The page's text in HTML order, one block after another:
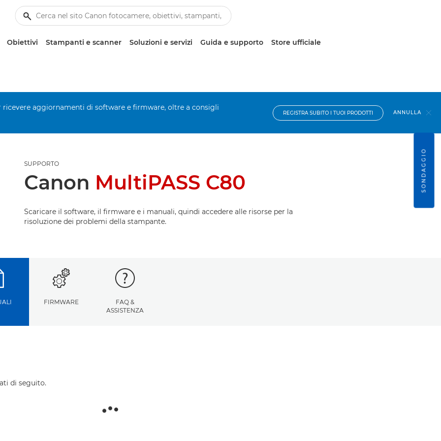
Obiettivi Stampanti e scanner Soluzioni e servizi Guida e supporto Store ufficiale
aggiornamenti di software e firmware, oltre a consigli
REGISTRA SUBITO I TUOI PRODOTTI ANNULLA
SUPPORTO
Canon MultiPASS C80
Scaricare il software, il firmware e i manuali, quindi accedere alle risorse per la
risoluzione dei problemi della stampante.
FIRMWARE
FAQ &
ASSISTENZA
di seguito.
SONDAGGIO